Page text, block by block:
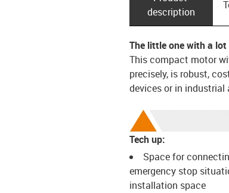
description
The little one with a
This compact motor
precisely, is robust,
devices or in industrial
Tech up:
Space for
emergency stop
installation space